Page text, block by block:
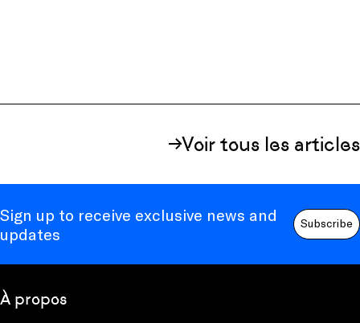
Voir tous les articles
Sign up to receive exclusive news and
updates
Subscribe
À propos